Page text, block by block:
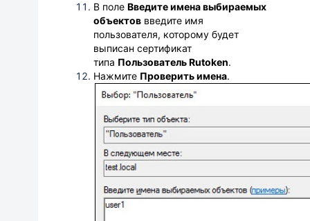
В поле Введите имена выбираемых
объектов введите имя
пользователя, которому будет
выписан сертификат
типа ПользовательRutoken.
Нажмите Проверить имена.